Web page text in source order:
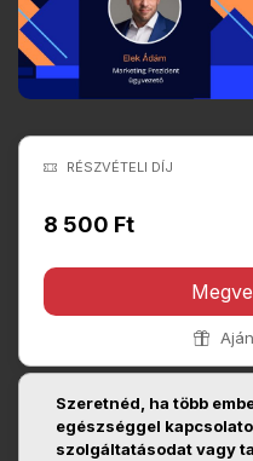
RÉSZVÉTELI DÍJ
8 500 Ft
Szeretnéd, ha több
egészséggel
szolgáltatásodat vagy